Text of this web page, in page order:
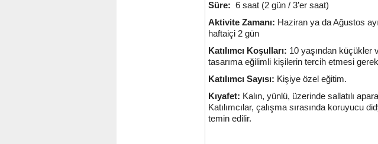
Süre: 6 saat (2 gün / 3’er saat)
Aktivite Zamanı: Haziran ya da Ağustos
haftaiçi 2 gün
Katılımcı Koşulları: 10 yaşından küçükler
tasarıma eğilimli kişilerin tercih etmesi
Katılımcı Sayısı: Kişiye özel eğitim.
Kıyafet: Kalın, yünlü, üzerinde sallatılı
Katılımcılar, çalışma sırasında koruyucu
temin edilir.